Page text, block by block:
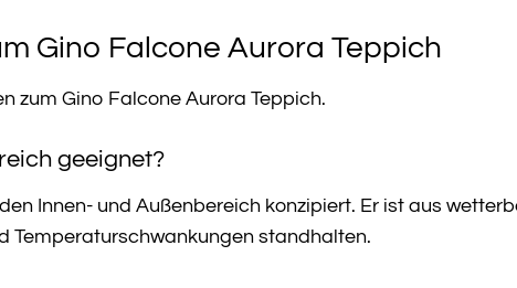
Gino Falcone Aurora Teppich
zum Gino Falcone Aurora Teppich.
geeignet?
Innen- und Außenbereich konzipiert. Er ist aus
Temperaturschwankungen standhalten.